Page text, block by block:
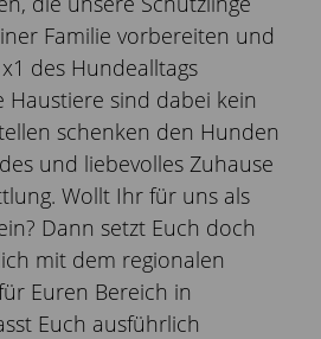
Familie vorbereiten und
des Hundealltags
Haustiere sind dabei kein
schenken den Hunden
und liebevolles Zuhause
Wollt Ihr für uns als
Dann setzt Euch doch
mit dem regionalen
Euren Bereich in
Euch ausführlich